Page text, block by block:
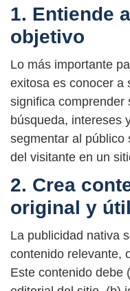
1. Entiende
objetivo
Lo más importante
exitosa es conocer a
significa comprender
búsqueda, intereses
segmentar al público
del visitante en un
2. Crea
original y útil
La publicidad nativa
contenido relevante,
Este contenido debe